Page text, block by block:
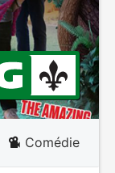
Comédie